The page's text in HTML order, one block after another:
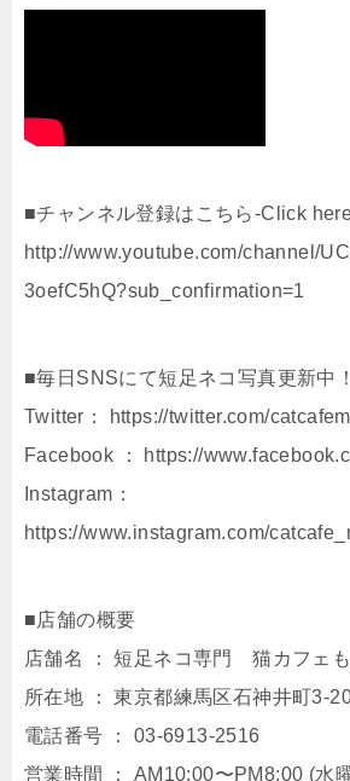
■チャンネル登録はこちら-Click
http://www.youtube.com/channel/
3oefC5hQ?sub_confirmation=1
■毎日SNSにて短足ネコ写真更新中！
Twitter： https://twitter.com/
Facebook ： https://
Instagram：
https://www.instagram.com/
■店舗の概要
店舗名 ： 短足ネコ専門 猫カフェ
所在地 ： 東京都練⾺区⽯神井町3-
電話番号 ： 03-6913-2516
営業時間 ： AM10:00〜PM8:00 (⽔